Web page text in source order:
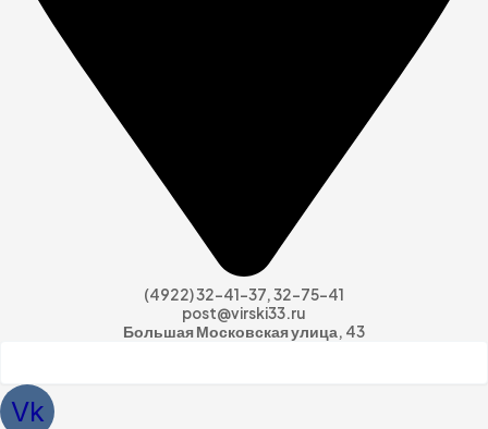
(4922) 32-41-37, 32-75-41
post@virski33.ru
Большая Московская улица, 43
Vk